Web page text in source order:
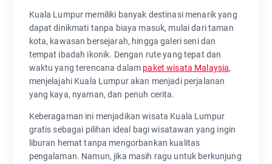
Kuala Lumpur memiliki banyak destinasi menarik yang
dapat dinikmati tanpa biaya masuk, mulai dari taman
kota, kawasan bersejarah, hingga galeri seni dan
tempat ibadah ikonik. Dengan rute yang tepat dan
waktu yang terencana dalam paket wisata Malaysia,
menjelajahi Kuala Lumpur akan menjadi perjalanan
yang kaya, nyaman, dan penuh cerita.
Keberagaman ini menjadikan wisata Kuala Lumpur
gratis sebagai pilihan ideal bagi wisatawan yang ingin
liburan hemat tanpa mengorbankan kualitas
pengalaman. Namun, jika masih ragu untuk berkunjung